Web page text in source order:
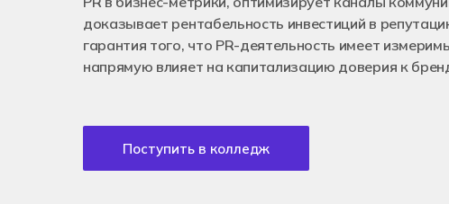
08.02.15
Информационное
доказывает рентабельность инвестиций в
гарантия того, что PR-деятельность имеет
напрямую влияет на капитализацию доверия к
Поступить в колледж